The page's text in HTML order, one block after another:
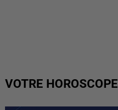
VOTRE HOROSCOPE